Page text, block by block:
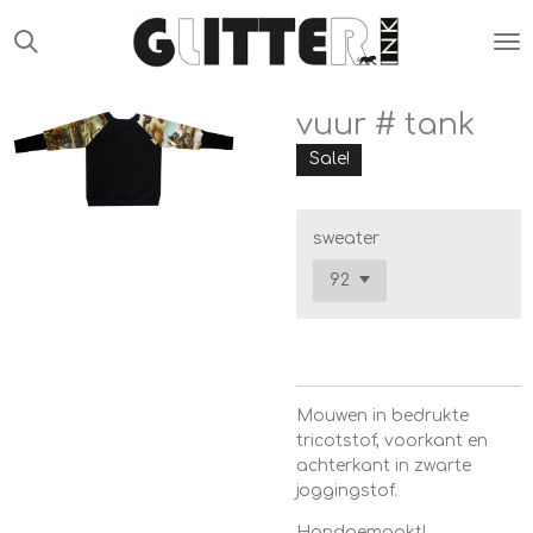
direct
hoofdinhoud
vuur # tank
Sale!
sweater
Mouwen in bedrukte
tricotstof, voorkant en
achterkant in zwarte
joggingstof.